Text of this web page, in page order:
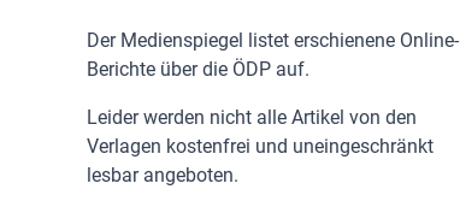
Der Medienspiegel listet erschienene Online-
Berichte über die ÖDP auf.
Leider werden nicht alle Artikel von den
Verlagen kostenfrei und uneingeschränkt
lesbar angeboten.